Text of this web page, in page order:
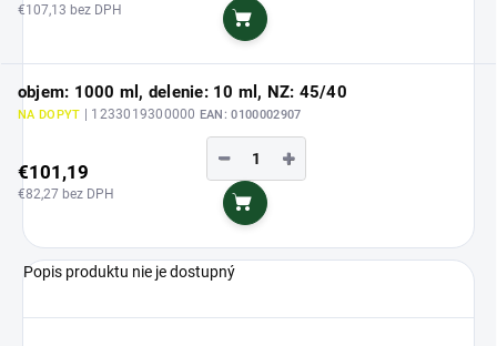
€107,13 bez DPH
Do košíka
objem: 1000 ml, delenie: 10 ml, NZ: 45/40
NA DOPYT | 1233019300000 EAN: 0100002907
€101,19
€82,27 bez DPH
+
−
Do košíka
Popis produktu nie je dostupný